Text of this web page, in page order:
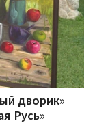
дворик»
Русь»